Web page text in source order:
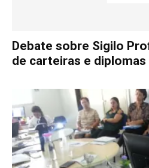
Debate sobre Sigilo
de carteiras e